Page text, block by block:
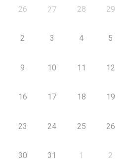
26 27 28 29
2 3 4 5
9 10 11 12
16 17 18 19
23 24 25 26
30 31 1 2